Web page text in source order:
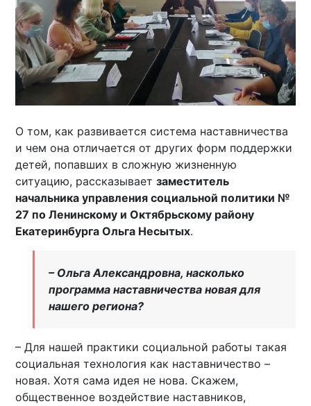
О том, как развивается система наставничества
и чем она отличается от других форм поддержки
детей, попавших в сложную жизненную
ситуацию, рассказываетзаместитель
начальника управления социальной политики №
27 по Ленинскому и Октябрьскому району
Екатеринбурга Ольга Несытых.
– Ольга Александровна, насколько
программа наставничества новая для
нашего региона?
– Для нашей практики социальной работы такая
социальная технология как наставничество –
новая. Хотя сама идея не нова. Скажем,
общественное воздействие наставников,